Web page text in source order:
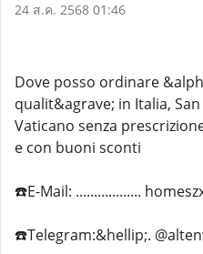
24 ส.ค. 2568 01:46
Dove posso ordinare
qualit&agrave; in Italia,
Vaticano senza
e con buoni sconti
☎️E-Mail: ..................
☎️Telegram:&hellip;.